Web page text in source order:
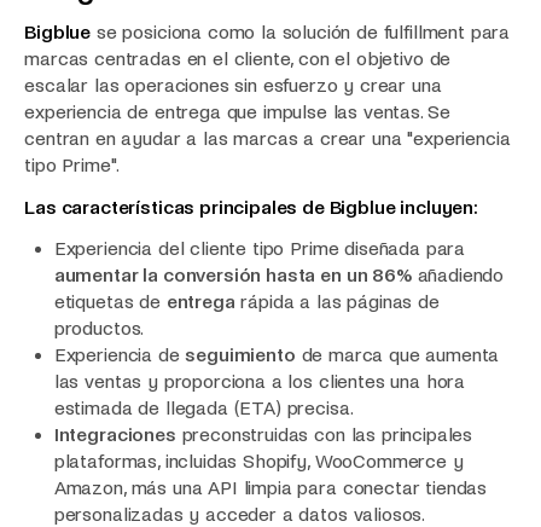
Bigblue se posiciona como la solución de fulfillment para
marcas centradas en el cliente, con el objetivo de
escalar las operaciones sin esfuerzo y crear una
experiencia de entrega que impulse las ventas. Se
centran en ayudar a las marcas a crear una "experiencia
tipo Prime".
Las características principales de Bigblue incluyen:
Experiencia del cliente tipo Prime diseñada para
aumentar la conversión hasta en un 86%añadiendo
etiquetas de entrega rápida a las páginas de
productos.
Experiencia deseguimiento de marca que aumenta
las ventas y proporciona a los clientes una hora
estimada de llegada (ETA) precisa.
Integraciones preconstruidas con las principales
plataformas, incluidas Shopify, WooCommerce y
Amazon, más una API limpia para conectar tiendas
personalizadas y acceder a datos valiosos.